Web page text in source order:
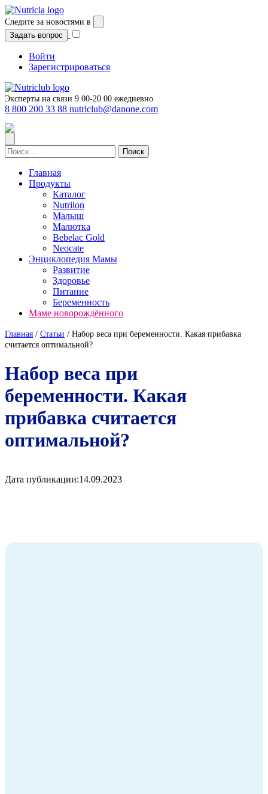
Перейти
к
содержимому
Следите за новостями в
Задать вопрос
Войти
Зарегистрироваться
Эксперты на связи 9.00-20.00 ежедневно
8 800 200 33 88 nutriclub@danone.com
Найти:
Главная
Продукты
Каталог
Nutrilon
Малыш
Малютка
Bebelac Gold
Neocate
Энциклопедия Мамы
Развитие
Здоровье
Питание
Беременность
Маме новорождённого
Главная / Cтатьи / Набор веса при беременности. Какая прибавка
считается оптимальной?
Набор веса при
беременности. Какая
прибавка считается
оптимальной?
Дата публикации:14.09.2023